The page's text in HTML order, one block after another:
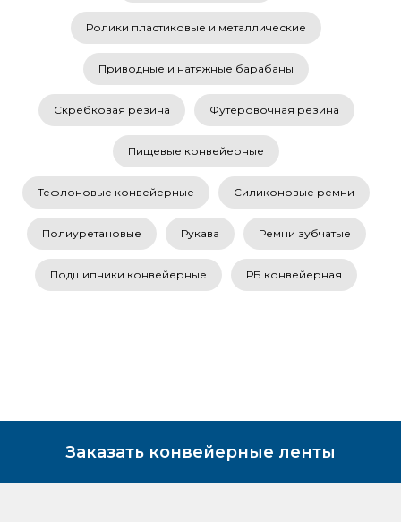
Ролики пластиковые и металлические
Приводные и натяжные барабаны
Скребковая резина Футеровочная резина
Пищевые конвейерные
Тефлоновые конвейерные Силиконовые ремни
Полиуретановые Рукава Ремни зубчатые
Подшипники конвейерные РБ конвейерная
Заказать конвейерные ленты